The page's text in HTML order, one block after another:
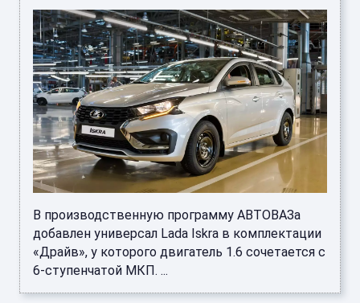
В производственную программу АВТОВАЗа
добавлен универсал Lada Iskra в комплектации
«Драйв», у которого двигатель 1.6 сочетается с
6-ступенчатой МКП. ...